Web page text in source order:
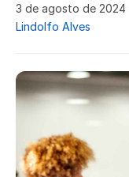
3 de agosto de 2024
Lindolfo Alves